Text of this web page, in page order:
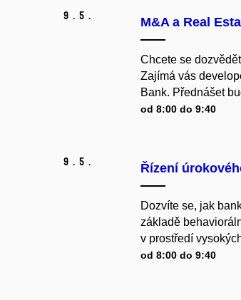
9. 5. M&A a Real
Chcete se
Zajímá vás
Bank. Přednášet
od 8:00 do 9:40
9. 5. Řízení
Dozvíte se, jak
základě
v prostředí
od 8:00 do 9:40